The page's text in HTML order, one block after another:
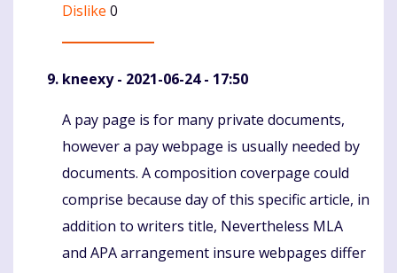
Dislike 0
kneexy- 2021-06-24 - 17:50
Komentaras
A pay page is for many private documents,
however a pay webpage is usually needed by
documents. A composition coverpage could
comprise because day of this specific article, in
addition to writers title, Nevertheless MLA
and APA arrangement insure webpages differ